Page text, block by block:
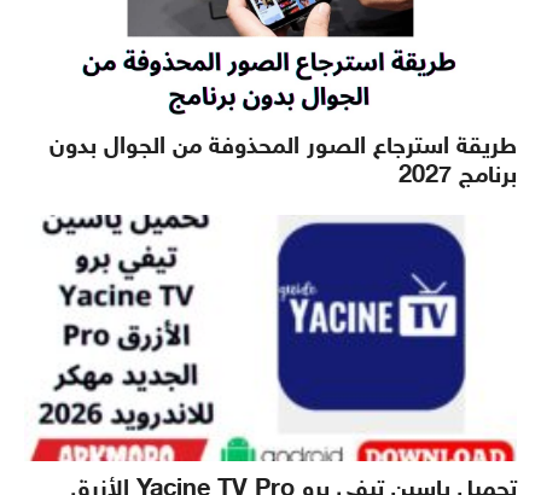
طريقة استرجاع الصور المحذوفة من الجوال بدون
برنامج 2027